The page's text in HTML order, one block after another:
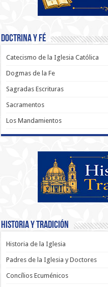
Doctrina y Fé
Catecismo de la Iglesia Católica
Dogmas de la Fe
Sagradas Escrituras
Sacramentos
Los Mandamientos
Historia y Tradición
Historia de la Iglesia
Padres de la Iglesia y Doctores
Concílios Ecuménicos